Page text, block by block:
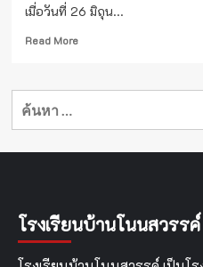
เมื่อวันที่ 26 มิถุน...
Read MoreRead
26
ยา
และ
สุนทร
ค้นหา
โรงเรียนบ้านโนนสวรรค์